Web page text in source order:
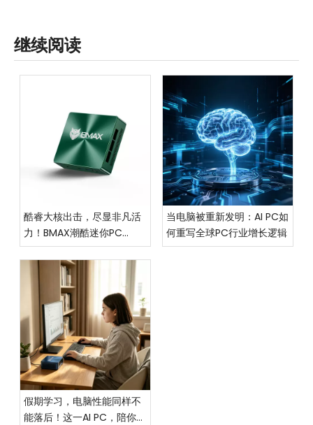
继续阅读
酷睿大核出击，尽显非凡活
力！BMAX潮酷迷你PC
MaxMini B6惊艳上市
当电脑被重新发明：AI PC如
何重写全球PC行业增长逻辑
假期学习，电脑性能同样不
能落后！这一AI PC，陪你度